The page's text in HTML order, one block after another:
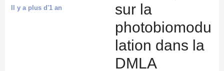
Il y a plus d'1 an
sur la
photobiomodu
lation dans la
DMLA